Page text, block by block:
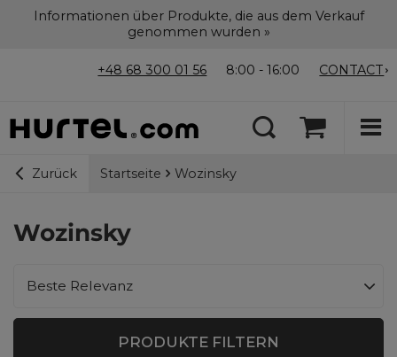
Informationen über Produkte, die aus dem Verkauf
genommen wurden »
+48 68 300 01 56 8:00 - 16:00 CONTACT
Zurück Startseite Wozinsky
Wozinsky
Sortierung ändern
Beste Relevanz
PRODUKTE FILTERN